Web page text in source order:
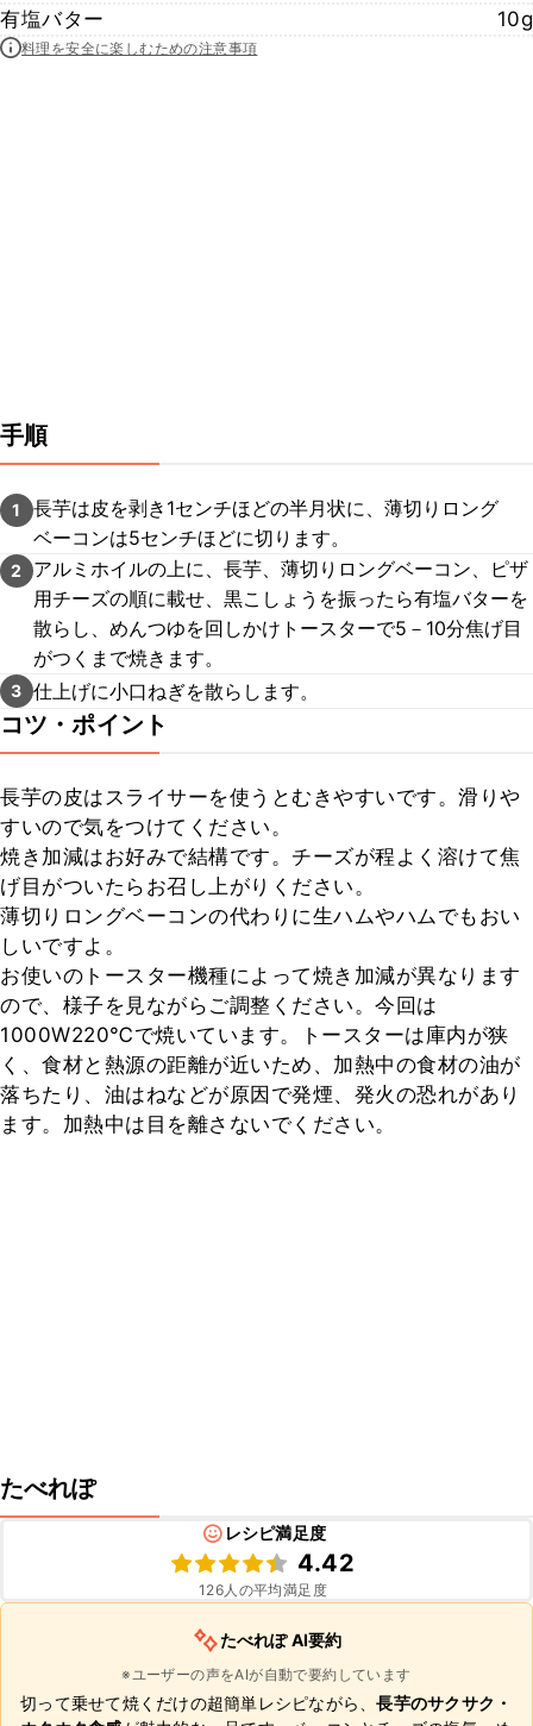
有塩バター
10g
料理を安全に楽しむための注意事項
手順
1
長芋は皮を剥き1センチほどの半月状に、薄切りロング
ベーコンは5センチほどに切ります。
2
アルミホイルの上に、長芋、薄切りロングベーコン、ピザ
用チーズの順に載せ、黒こしょうを振ったら有塩バターを
散らし、めんつゆを回しかけトースターで5－10分焦げ目
がつくまで焼きます。
3 仕上げに小口ねぎを散らします。
コツ・ポイント
長芋の皮はスライサーを使うとむきやすいです。滑りや
すいので気をつけてください。
焼き加減はお好みで結構です。チーズが程よく溶けて焦
げ目がついたらお召し上がりください。
薄切りロングベーコンの代わりに生ハムやハムでもおい
しいですよ。
お使いのトースター機種によって焼き加減が異なります
ので、様子を見ながらご調整ください。今回は
1000W220℃で焼いています。トースターは庫内が狭
く、食材と熱源の距離が近いため、加熱中の食材の油が
落ちたり、油はねなどが原因で発煙、発火の恐れがあり
ます。加熱中は目を離さないでください。
たべれぽ
レシピ満足度
4.42
126人の平均満足度
たべれぽ AI要約
※ユーザーの声をAIが自動で要約しています
切って乗せて焼くだけの超簡単レシピながら、長芋のサクサク・